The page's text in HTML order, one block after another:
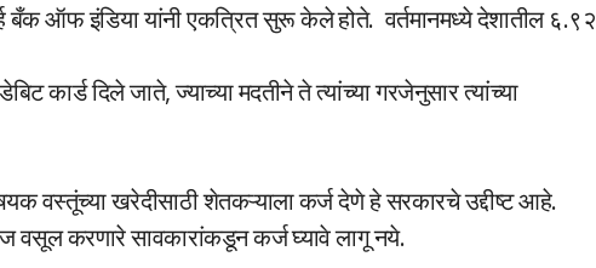
बँक ऑफ इंडिया यांनी एकत्रित सुरू केले होते. वर्तमानमध्ये देशातील ६.९२
कार्ड दिले जाते, ज्याच्या मदतीने ते त्यांच्या गरजेनुसार त्यांच्या
वस्तूंच्या खरेदीसाठी शेतकऱ्याला कर्ज देणे हे सरकारचे उद्दीष्ट आहे.
वसूल करणारे सावकारांकडून कर्ज घ्यावे लागू नये.